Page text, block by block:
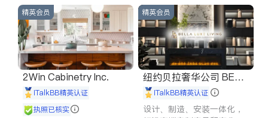
精英会员
2Win Cabinetry Inc.
iTalkBB精英认证
执照已核实
精英会员
纽约贝拉奢华公司 BELL
A LUXE
iTalkBB精英认证
设计、制造、安装一体化，